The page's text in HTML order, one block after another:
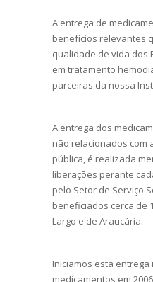
A entrega de
benefícios relevantes
qualidade de vida dos
em tratamento
parceiras da nossa
A entrega dos
não relacionados com
pública, é realizada
liberações perante
pelo Setor de Serviço
beneficiados cerca de
Largo e de Araucária.
Iniciamos esta
medicamentos em